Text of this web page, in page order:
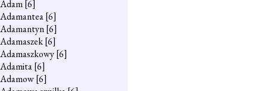
Adam[6]
Adamantea[6]
Adamantyn[6]
Adamaszek[6]
Adamaszkowy[6]
Adamita[6]
Adamow[6]